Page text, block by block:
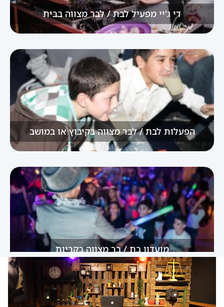
די ג'יי מפעיל לבת / לבר מצווה בבית
הפעלות לבת / לבר מצווה בקיבוץ או במושב
מועדון בת / בר מצווה בקריות